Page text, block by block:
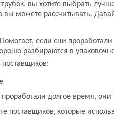
вы хотите выбрать
можете рассчитывать.
если они
разбираются в
проработали долгое время,
поставщиков, которые